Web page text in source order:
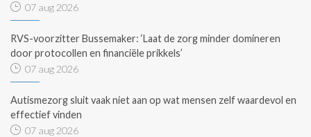
07 aug 2026
RVS-voorzitter Bussemaker: ‘Laat de zorg minder domineren
door protocollen en financiële prikkels’
07 aug 2026
Autismezorg sluit vaak niet aan op wat mensen zelf waardevol en
effectief vinden
07 aug 2026